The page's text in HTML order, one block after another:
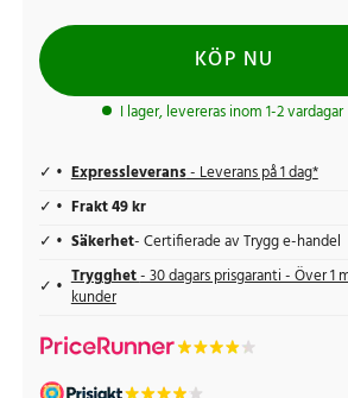
KÖP NU
I lager, levereras inom 1-2 vardagar
Expressleverans- Leverans på 1 dag*
Frakt 49 kr
Säkerhet- Certifierade av Trygg e-handel
Trygghet- 30 dagars prisgaranti - Över 1
kunder